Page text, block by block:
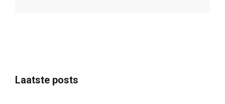
Laatste posts